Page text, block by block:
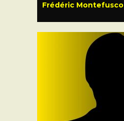
Frédéric Montefusco